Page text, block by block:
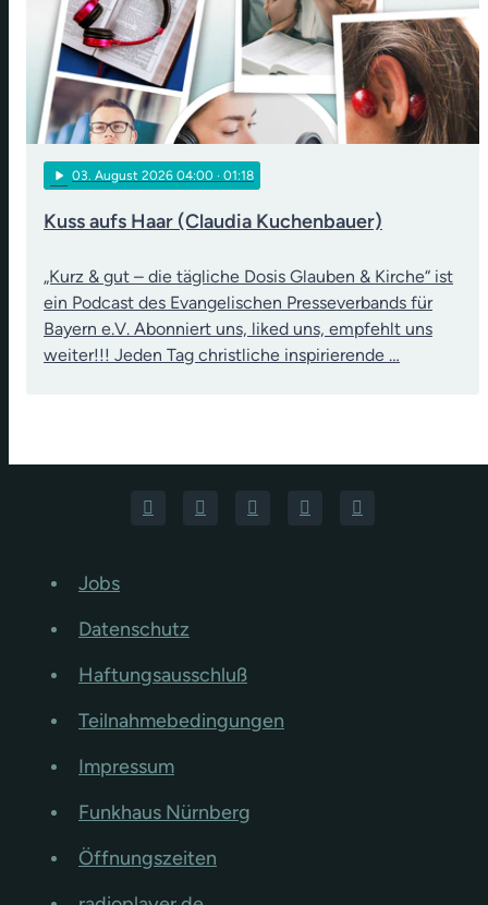
play_arrow 03. August 2026 04:00 · 01:18
Kuss aufs Haar (Claudia Kuchenbauer)
„Kurz & gut – die tägliche Dosis Glauben & Kirche“ ist
ein Podcast des Evangelischen Presseverbands für
Bayern e.V. Abonniert uns, liked uns, empfehlt uns
weiter!!! Jeden Tag christliche inspirierende …
Jobs
Datenschutz
Haftungsausschluß
Teilnahmebedingungen
Impressum
Funkhaus Nürnberg
Öffnungszeiten